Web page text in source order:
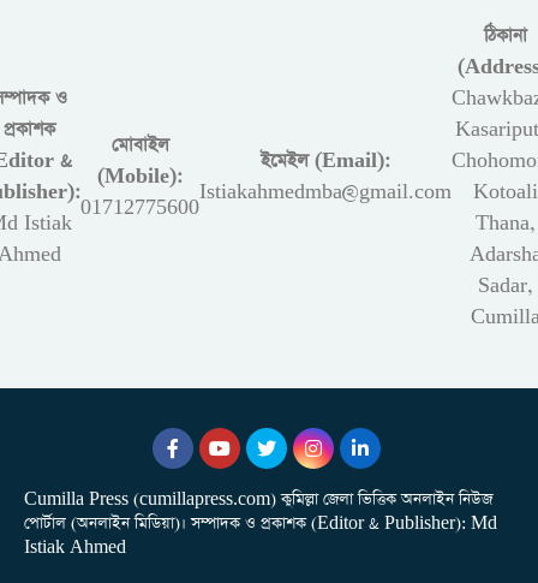
ও
প্রকাশক
&
Istiak
মোবাইল
(Mobile):
01712775600
ইমেইল (Email):
Istiakahmedmba@gmail.com
ঠিকানা
Kotoali
Thana,
Sadar,
Cumilla Press (cumillapress.com) কুমিল্লা জেলা ভিত্তিক অনলাইন নিউজ
পোর্টাল (অনলাইন মিডিয়া)। সম্পাদক ও প্রকাশক (Editor & Publisher): Md
Istiak Ahmed